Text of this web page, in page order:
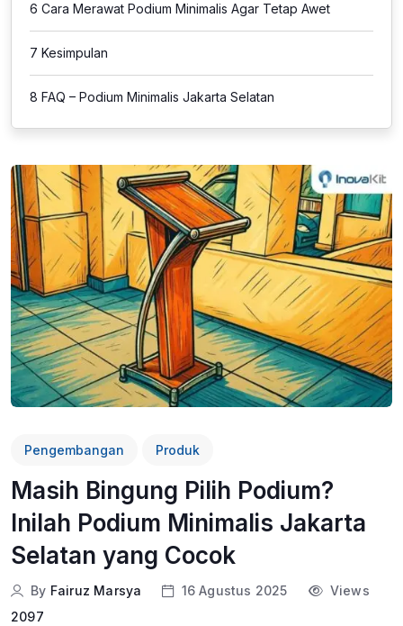
6 Cara Merawat Podium Minimalis Agar Tetap Awet
7 Kesimpulan
8 FAQ – Podium Minimalis Jakarta Selatan
Pengembangan Produk
Masih Bingung Pilih Podium?
Inilah Podium Minimalis Jakarta
Selatan yang Cocok
By Fairuz Marsya 16 Agustus 2025
Views
2097